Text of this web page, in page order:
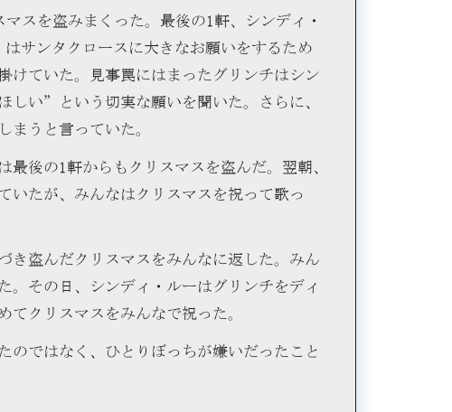
スを盗みまくった。最後の1軒、シンディ・
サンタクロースに大きなお願いをするため
けていた。見事罠にはまったグリンチはシン
い”という切実な願いを聞いた。さらに、
まうと言っていた。
後の1軒からもクリスマスを盗んだ。翌朝、
いたが、みんなはクリスマスを祝って歌っ
き盗んだクリスマスをみんなに返した。みん
。その日、シンディ・ルーはグリンチをディ
てクリスマスをみんなで祝った。
のではなく、ひとりぼっちが嫌いだったこと